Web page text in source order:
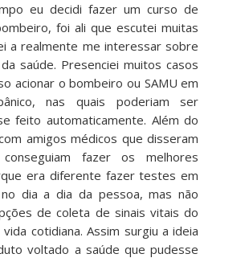
eu decidi fazer um curso de
foi ali que escutei muitas
a realmente me interessar sobre
saúde. Presenciei muitos casos
acionar o bombeiro ou SAMU em
nas quais poderiam ser
feito automaticamente. Além do
amigos médicos que disseram
fazer os melhores
era diferente fazer testes em
dia a dia da pessoa, mas não
de coleta de sinais vitais do
cotidiana. Assim surgiu a ideia
voltado a saúde que pudesse